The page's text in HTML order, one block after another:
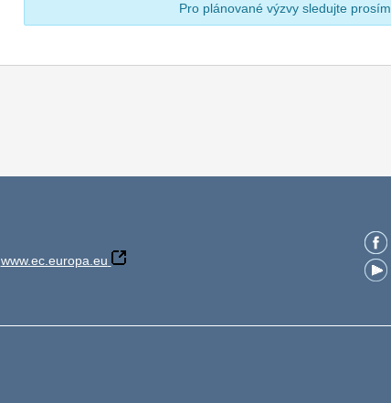
Pro plánované výzvy sledujte prosím
www.ec.europa.eu